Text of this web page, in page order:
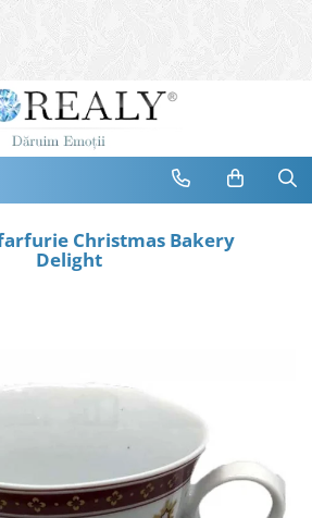
Christmas Bakery
Delight